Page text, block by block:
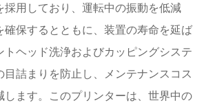
採用しており、運転中の振動を低減
確保するとともに、装置の寿命を延ば
トヘッド洗浄およびカッピングシステ
目詰まりを防止し、メンテナンスコス
します。このプリンターは、世界中の